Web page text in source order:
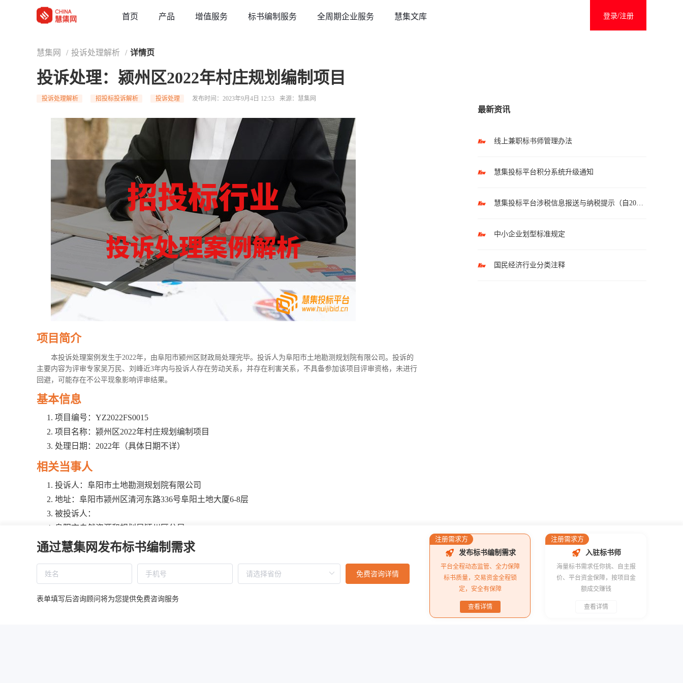
首页 产品 增值服务 标书编制服务 全周期企业服务 慧集文库 登录/注册
慧集网 / 投诉处理解析 / 详情页
投诉处理：颍州区2022年村庄规划编制项目
投诉处理解析 招投标投诉解析 投诉处理 发布时间：2023年9月4日 12:53 来源：慧集网
项目简介
本投诉处理案例发生于2022年，由阜阳市颍州区财政局处理完毕。投诉人为阜阳市土地勘测规划院有限公司。投诉的
主要内容为评审专家吴万民、刘峰近3年内与投诉人存在劳动关系，并存在利害关系，不具备参加该项目评审资格，未进行
回避，可能存在不公平现象影响评审结果。
基本信息
项目编号：YZ2022FS0015
项目名称：颍州区2022年村庄规划编制项目
处理日期：2022年（具体日期不详）
相关当事人
投诉人：阜阳市土地勘测规划院有限公司
地址：阜阳市颍州区清河东路336号阜阳土地大厦6-8层
被投诉人：
阜阳市自然资源和规划局颍州区分局
地址：阜阳市颍州区清河东路336号
地址：阜阳市淮河路456号人寿大厦10层
相关供应商：无
当事人：无
最新资讯
线上兼职标书师管理办法
慧集投标平台积分系统升级通知
慧集投标平台涉税信息报送与纳税提示（自2025年10月1日起执行）
中小企业划型标准规定
国民经济行业分类注释
通过慧集网发布标书编制需求
免费咨询详情
表单填写后咨询顾问将为您提供免费咨询服务
注册需求方
发布标书编制需求
平台全程动态监管、全力保障
标书质量，交易资金全程锁
定，安全有保障
查看详情
注册需求方
入驻标书师
海量标书需求任你挑、自主报
价、平台资金保障，按项目金
额成交赚钱
查看详情